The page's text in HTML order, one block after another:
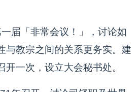
届「非常会议！」，讨论如
与教宗之间的关系更务实。建
开一次，设立大会秘书处。